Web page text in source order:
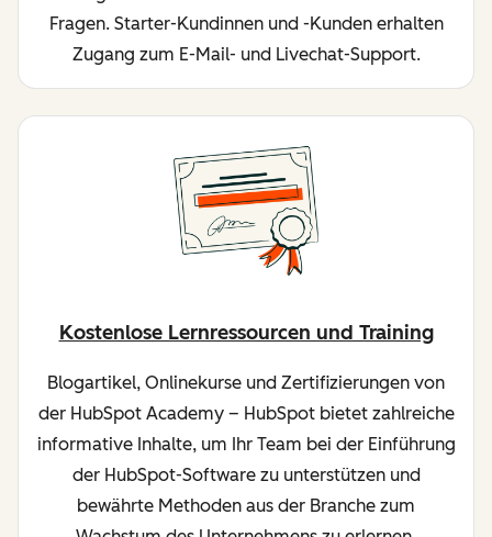
Fragen. Starter-Kundinnen und -Kunden erhalten
Zugang zum E-Mail- und Livechat-Support.
Kostenlose Lernressourcen und Training
Blogartikel, Onlinekurse und Zertifizierungen von
der HubSpot Academy – HubSpot bietet zahlreiche
informative Inhalte, um Ihr Team bei der Einführung
der HubSpot-Software zu unterstützen und
bewährte Methoden aus der Branche zum